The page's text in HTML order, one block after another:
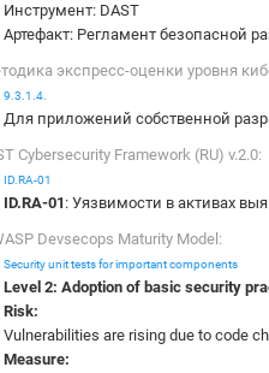
Инструмент: DAST
Артефакт: Регламент безопасной
экспресс-оценки уровня
9.3.1.4.
Для приложений собственной
Cybersecurity Framework (RU) v.2.0:
ID.RA-01
ID.RA-01 : Уязвимости в активах
Devsecops Maturity Model:
Security unit tests for important components
Level 2: Adoption of basic security
Risk:
Vulnerabilities are rising due to code
Measure: